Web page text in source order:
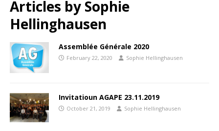
Articles by Sophie
Hellinghausen
Assemblée Générale 2020
February 22, 2020 Sophie Hellinghausen
Invitatioun AGAPE 23.11.2019
October 21, 2019 Sophie Hellinghausen